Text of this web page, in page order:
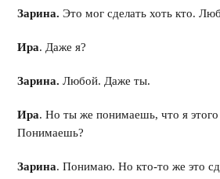
Зарина. Это мог сделать хоть кто.
Ира. Даже я?
Зарина. Любой. Даже ты.
Ира. Но ты же понимаешь, что я этого
Понимаешь?
Зарина. Понимаю. Но кто-то же это